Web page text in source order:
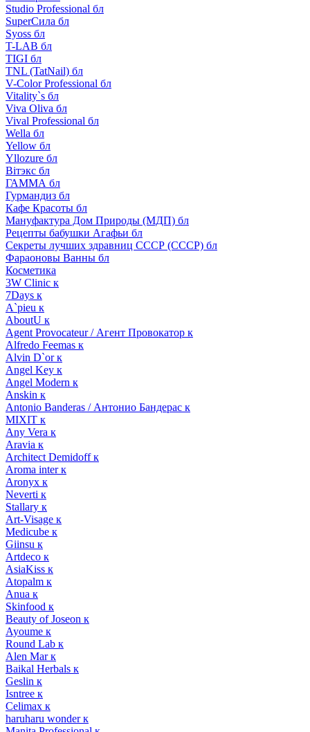
Studio Professional бл
SuperСила бл
Syoss бл
T-LAB бл
TIGI бл
TNL (TatNail) бл
V-Color Professional бл
Vitality`s бл
Viva Oliva бл
Vival Professional бл
Wella бл
Yellow бл
Yllozure бл
Вiтэкс бл
ГАММА бл
Гурмандиз бл
Кафе Красоты бл
Мануфактура Дом Природы (МДП) бл
Рецепты бабушки Агафьи бл
Секреты лучших здравниц СССР (СССР) бл
Фараоновы Ванны бл
Косметика
3W Clinic к
7Days к
A`pieu к
AboutU к
Agent Provocateur / Агент Провокатор к
Alfredo Feemas к
Alvin D`or к
Angel Key к
Angel Modern к
Anskin к
Antonio Banderas / Антонио Бандерас к
MIXIT к
Any Vera к
Aravia к
Architect Demidoff к
Aroma inter к
Aronyx к
Neverti к
Stallary к
Art-Visage к
Medicube к
Giinsu к
Artdeco к
AsiaKiss к
Atopalm к
Anua к
Skinfood к
Beauty of Joseon к
Ayoume к
Round Lab к
Alen Mar к
Baikal Herbals к
Geslin к
Isntree к
Celimax к
haruharu wonder к